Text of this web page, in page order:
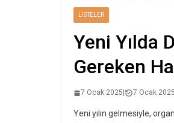
LISTELER
Yeni Yılda
Gereken
7 Ocak 2025 7 Ocak 2025
Yeni yılın gelmesiyle,